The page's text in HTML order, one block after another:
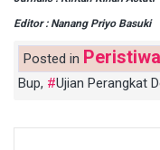
Editor : Nanang Priyo Basuki
Posted in Peristiwa
Bup, Ujian Perangkat